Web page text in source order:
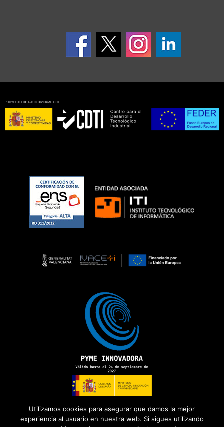
Utilizamos cookies para asegurar que damos la mejor
experiencia al usuario en nuestra web. Si sigues utilizando